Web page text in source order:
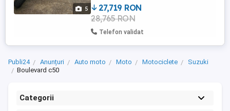
5
Specificații ...
27,719 RON
28,765 RON
Telefon validat
Publi24 Anunțuri Auto moto Moto Motociclete
Suzuki
Boulevard c50
Categorii